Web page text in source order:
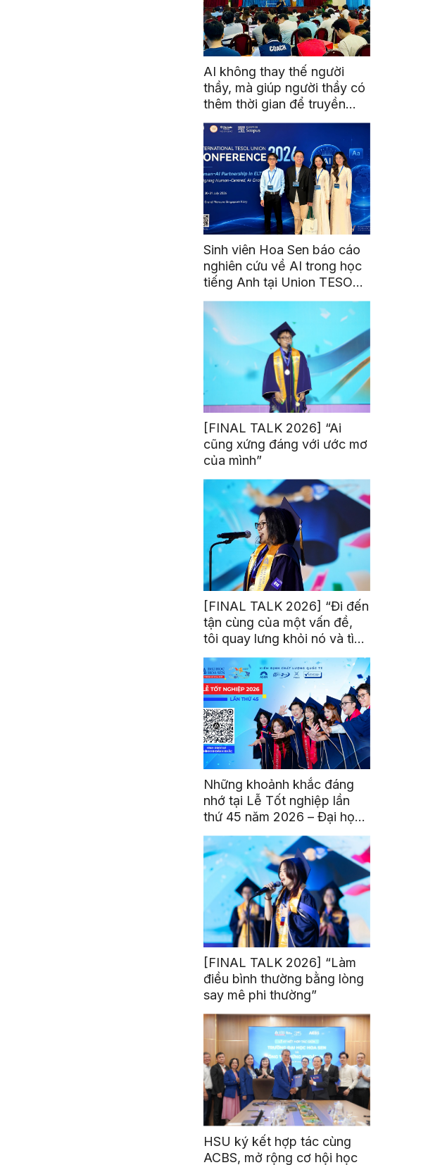
AI không thay thế người
thầy, mà giúp người thầy có
thêm thời gian để truyền
cảm hứng
Sinh viên Hoa Sen báo cáo
nghiên cứu về AI trong học
tiếng Anh tại Union TESOL
2026 ở Singapore
[FINAL TALK 2026] “Ai
cũng xứng đáng với ước mơ
của mình”
[FINAL TALK 2026] “Đi đến
tận cùng của một vấn đề,
tôi quay lưng khỏi nó và tìm
kiếm một bóng tối khác”
Những khoảnh khắc đáng
nhớ tại Lễ Tốt nghiệp lần
thứ 45 năm 2026 – Đại học
Hoa Sen
[FINAL TALK 2026] “Làm
điều bình thường bằng lòng
say mê phi thường”
HSU ký kết hợp tác cùng
ACBS, mở rộng cơ hội học